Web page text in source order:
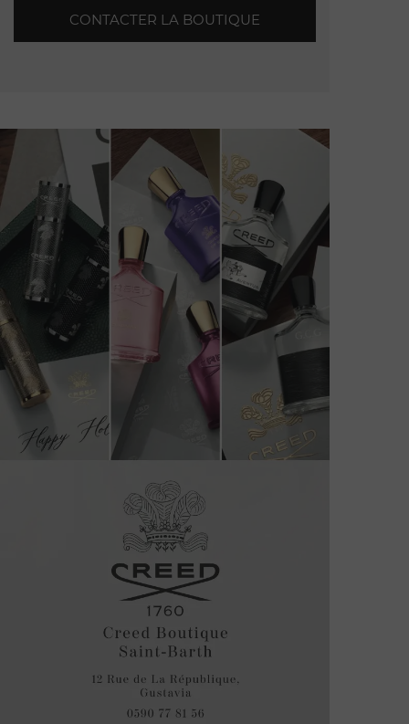
CONTACTER LA BOUTIQUE